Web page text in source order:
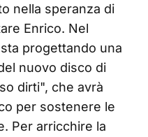
nella speranza di
Enrico. Nel
progettando una
nuovo disco di
dirti", che avrà
per sostenere le
Per arricchire la